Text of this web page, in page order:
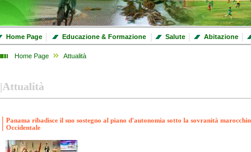
Home Page | Educazione & Formazione | Salute | Abitazione |
Home Page Attualità
|Attualità
Panama ribadisce il suo sostegno al piano d'autonomia sotto la sovranità
Occidentale